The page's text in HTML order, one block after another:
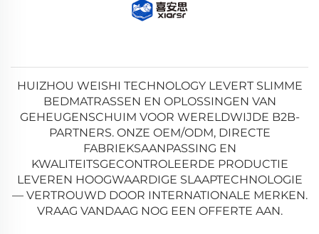
HUIZHOU WEISHI TECHNOLOGY LEVERT SLIMME
BEDMATRASSEN EN OPLOSSINGEN VAN
GEHEUGENSCHUIM VOOR WERELDWIJDE B2B-
PARTNERS. ONZE OEM/ODM, DIRECTE
FABRIEKSAANPASSING EN
KWALITEITSGECONTROLEERDE PRODUCTIE
LEVEREN HOOGWAARDIGE SLAAPTECHNOLOGIE
— VERTROUWD DOOR INTERNATIONALE MERKEN.
VRAAG VANDAAG NOG EEN OFFERTE AAN.